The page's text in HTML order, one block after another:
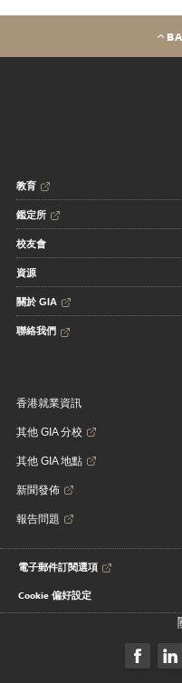
教育
鑑定所
校友會
資源
關於 GIA
聯絡我們
香港就業資訊
其他 GIA 分校
其他 GIA 地點
新聞發佈
報告問題
電子郵件訂閱選項
Cookie 偏好設定